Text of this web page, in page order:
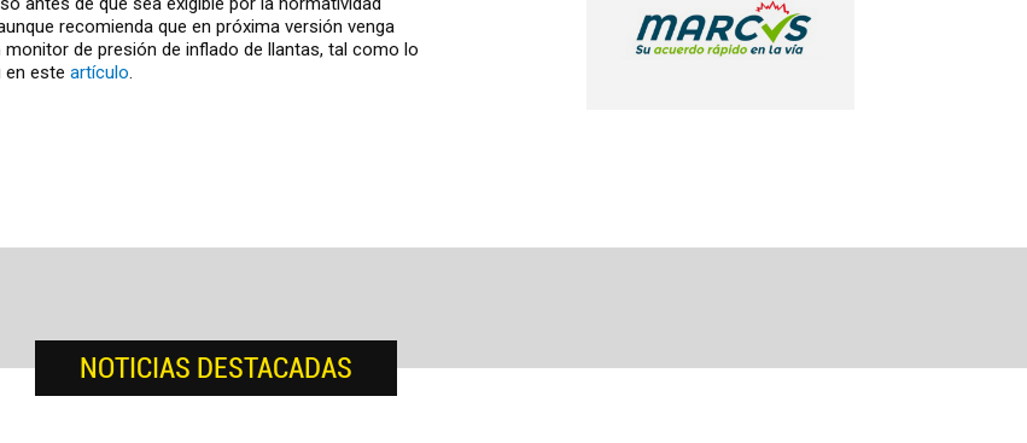
recomienda que en próxima versión venga
monitor de presión de inflado de llantas, tal como lo
en este artículo.
NOTICIAS DESTACADAS